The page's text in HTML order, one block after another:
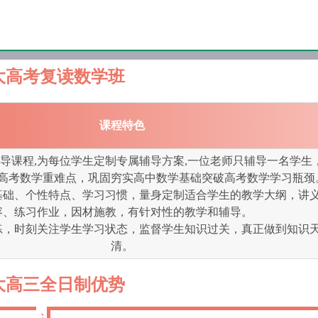
高考复读数学班
课程特色
课程,为每位学生定制专属辅导方案,一位老师只辅导一名学生
考数学重难点，巩固穷实高中数学基础突破高考数学学习瓶颈
、个性特点、学习习惯，量身定制适合学生的教学大纲，讲
、练习作业，因材施教，有针对性的教学和辅导。
时刻关注学生学习状态，监督学生知识过关，真正做到知识
清。
高三全日制优势